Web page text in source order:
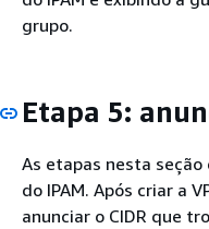
grupo.
Etapa 5:
As etapas nesta
do IPAM. Após criar a
anunciar o CIDR que